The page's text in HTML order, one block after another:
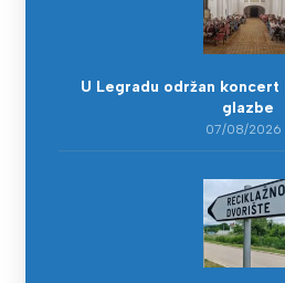
U Legradu održan koncert
glazbe
07/08/2026